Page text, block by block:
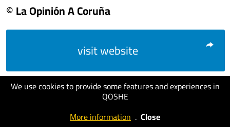
We use cookies to provide some features and experiences in
QOSHE
More information . Close
© La Opinión A Coruña
visit website